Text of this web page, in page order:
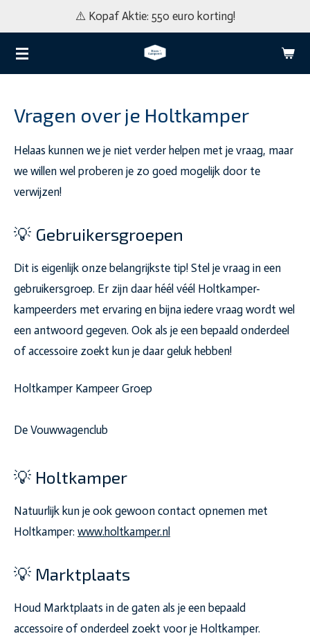
direct
naar
de
⚠️ Kopaf Aktie: 550 euro korting!
Vragen over je Holtkamper
Helaas kunnen we je niet verder helpen met je vraag, maar
we willen wel proberen je zo goed mogelijk door te
verwijzen!
💡 Gebruikersgroepen
Dit is eigenlijk onze belangrijkste tip! Stel je vraag in een
gebruikersgroep. Er zijn daar héél véél Holtkamper-
kampeerders met ervaring en bijna iedere vraag wordt wel
een antwoord gegeven. Ook als je een bepaald onderdeel
of accessoire zoekt kun je daar geluk hebben!
Holtkamper Kampeer Groep
De Vouwwagenclub
💡 Holtkamper
Natuurlijk kun je ook gewoon contact opnemen met
Holtkamper: www.holtkamper.nl
💡 Marktplaats
Houd Marktplaats in de gaten als je een bepaald
accessoire of onderdeel zoekt voor je Holtkamper.